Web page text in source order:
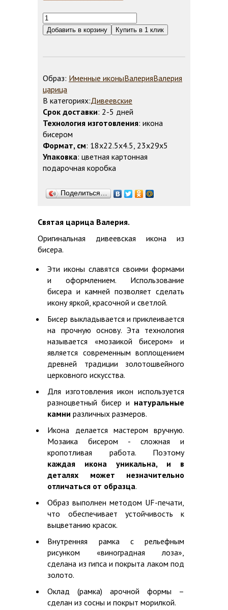
Образ: Именные иконыВалерияВалерия
царица
В категориях:Дивеевские
Срок доставки: 2-5 дней
Технология изготовления: икона
бисером
Формат, см: 18х22.5х4.5, 23х29х5
Упаковка: цветная картонная
подарочная коробка
Поделиться…
Святая царица Валерия.
Оригинальная дивеевская икона из
бисера.
Эти иконы славятся своими формами
и оформлением. Использование
бисера и камней позволяет сделать
икону яркой, красочной и светлой.
Бисер выкладывается и приклеивается
на прочную основу. Эта технология
называется «мозаикой бисером» и
является современным воплощением
древней традиции золотошвейного
церковного искусства.
Для изготовления икон используется
разноцветный бисер и натуральные
камни различных размеров.
Икона делается мастером вручную.
Мозаика бисером - сложная и
кропотливая работа. Поэтому
каждая икона уникальна, и в
деталях может незначительно
отличаться от образца.
Образ выполнен методом UF-печати,
что обеспечивает устойчивость к
выцветанию красок.
Внутренняя рамка с рельефным
рисунком «виноградная лоза»,
сделана из гипса и покрыта лаком под
золото.
Оклад (рамка) арочной формы –
сделан из сосны и покрыт морилкой.